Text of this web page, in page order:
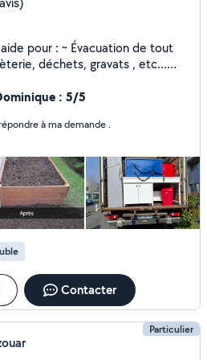
de tout
déchets, gravats , etc...
soigneux. Si besoins un devis
: 5/5
à ma demande .
Contacter
Particulier